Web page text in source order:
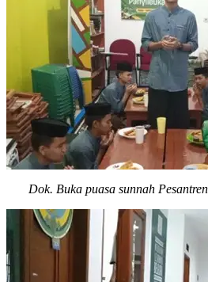
Dok. Buka puasa sunnah